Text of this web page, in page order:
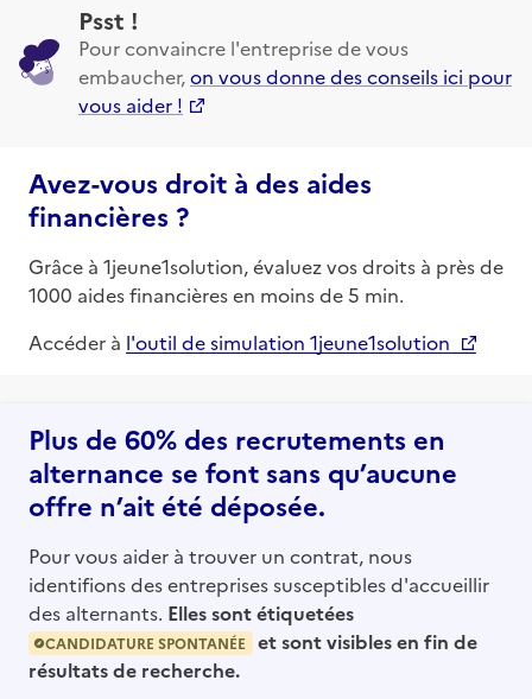
Psst !
Pour convaincre l'entreprise de vous
embaucher,on vous donne des conseils ici pour
vous aider !
Avez-vous droit à des aides
financières ?
Grâce à 1jeune1solution, évaluez vos droits à près de
1000 aides financières en moins de 5 min.
Accéder à l'outil de simulation 1jeune1solution
Plus de 60% des recrutements en
alternance se font sans qu’aucune
offre n’ait été déposée.
Pour vous aider à trouver un contrat, nous
identifions des entreprises susceptibles d'accueillir
des alternants. Elles sont étiquetées
CANDIDATURE SPONTANÉE
et sont visibles en fin de
résultats de recherche.